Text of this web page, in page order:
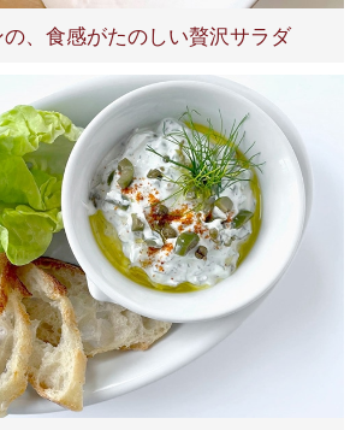
、食感がたのしい贅沢サラダ